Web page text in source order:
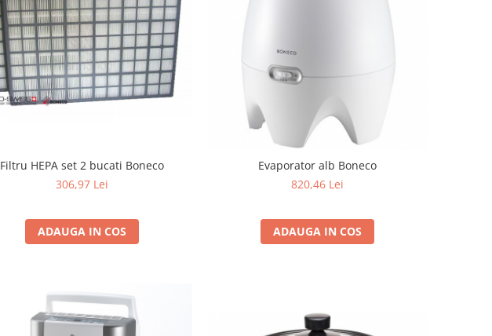
Filtru HEPA set 2 bucati Boneco
306,97 Lei
ADAUGA IN COS
Evaporator alb Boneco
820,46 Lei
ADAUGA IN COS